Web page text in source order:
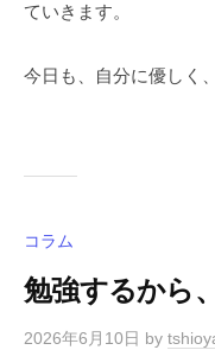
ていきます。
今日も、自分に優しく
コラム
勉強するから
2026年6月10日 by